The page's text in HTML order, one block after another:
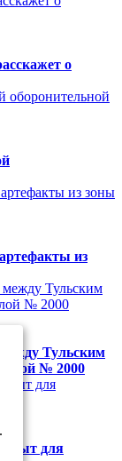
о
из
Тульским
№ 2000
для